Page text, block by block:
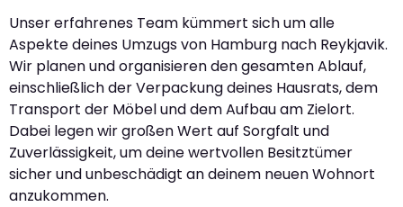
Unser erfahrenes Team kümmert sich um alle
Aspekte deines Umzugs von Hamburg nach Reykjavik.
Wir planen und organisieren den gesamten Ablauf,
einschließlich der Verpackung deines Hausrats, dem
Transport der Möbel und dem Aufbau am Zielort.
Dabei legen wir großen Wert auf Sorgfalt und
Zuverlässigkeit, um deine wertvollen Besitztümer
sicher und unbeschädigt an deinem neuen Wohnort
anzukommen.